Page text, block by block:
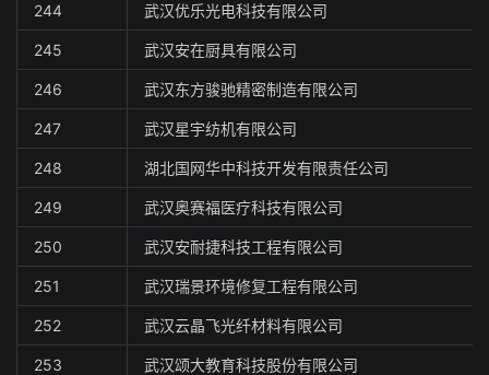
244 武汉优乐光电科技有限公司
245 武汉安在厨具有限公司
246 武汉东方骏驰精密制造有限公司
247 武汉星宇纺机有限公司
248 湖北国网华中科技开发有限责任公司
249 武汉奥赛福医疗科技有限公司
250 武汉安耐捷科技工程有限公司
251 武汉瑞景环境修复工程有限公司
252 武汉云晶飞光纤材料有限公司
253 武汉颂大教育科技股份有限公司